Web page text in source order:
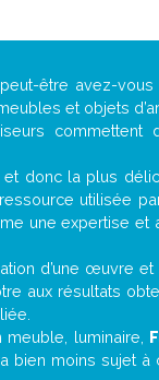
peut-être avez-
et objets
commettent
et donc la plus
utilisée
une expertise et
d’une œuvre
aux résultats
luminaire,
bien moins sujet à